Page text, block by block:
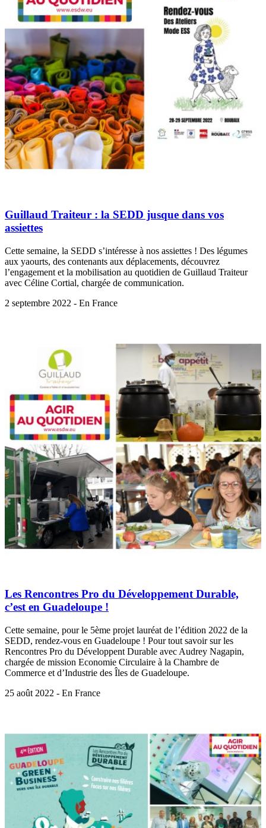
Guillaud Traiteur : la SEDD jusque dans vos
assiettes
Cette semaine, la SEDD s’intéresse à nos assiettes ! Des légumes
aux yaourts, des contenants aux déplacements, découvrez
l’engagement et la mobilisation au quotidien de Guillaud Traiteur
avec Céline Cortial, chargée de communication.
2 septembre 2022 - En France
Les Rencontres Pro du Développement Durable,
c’est en Guadeloupe !
Cette semaine, pour le 5ème projet lauréat de l’édition 2022 de la
SEDD, rendez-vous en Guadeloupe ! Pour tout savoir sur les
Rencontres Pro du Développent Durable avec Audrey Nagapin,
chargée de mission Economie Circulaire à la Chambre de
Commerce et d’Industrie des Îles de Guadeloupe.
25 août 2022 - En France